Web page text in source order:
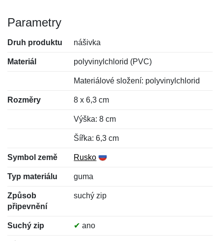
Parametry
Druh produktu nášivka
Materiál polyvinylchlorid (PVC)
Materiálové složení: polyvinylchlorid
Rozměry 8 x 6,3 cm
Výška: 8 cm
Šířka: 6,3 cm
Symbol země Rusko
Typ materiálu guma
Způsob
připevnění
suchý zip
Suchý zip ✔ ano